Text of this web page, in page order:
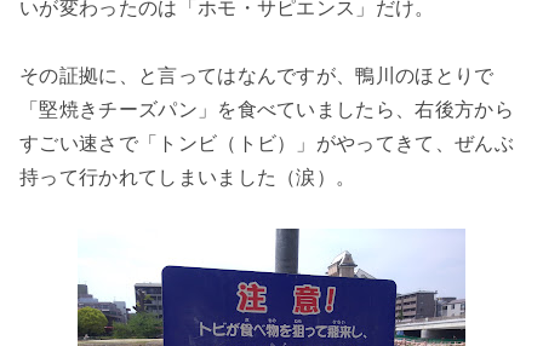
いが変わったのは「ホモ・サピエンス」だけ。
その証拠に、と言ってはなんですが、鴨川のほとりで
「堅焼きチーズパン」を食べていましたら、右後方から
すごい速さで「トンビ（トビ）」がやってきて、ぜんぶ
持って行かれてしまいました（涙）。